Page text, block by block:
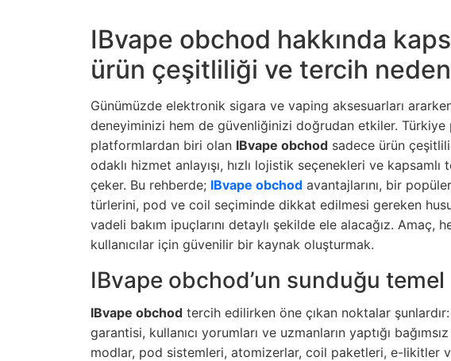
IBvape obchod hakkında
ürün çeşitliliği ve tercih
Günümüzde elektronik sigara ve vaping aksesuarları
deneyiminizi hem de güvenliğinizi doğrudan etkiler. Türkiye
platformlardan biri olan IBvape obchod sadece ürün
odaklı hizmet anlayışı, hızlı lojistik seçenekleri ve
çeker. Bu rehberde; IBvape obchod avantajlarını, bir
türlerini, pod ve coil seçiminde dikkat edilmesi gereken
vadeli bakım ipuçlarını detaylı şekilde ele alacağız. Amaç,
kullanıcılar için güvenilir bir kaynak oluşturmak.
IBvape obchod’un sunduğu
IBvape obchod tercih edilirken öne çıkan noktalar
garantisi, kullanıcı yorumları ve uzmanların yaptığı
modlar, pod sistemleri, atomizerlar, coil paketleri, e-likitler